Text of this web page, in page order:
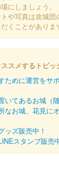
されたお城
御城印。島原城
らえる。
されたお城
にしましょう。
トや写真は攻城団
くことがありま
スメするトピッ
ために運営をサ
いてあるお城（随
なお城、花見に
ッズ販売中！
スタンプ販売